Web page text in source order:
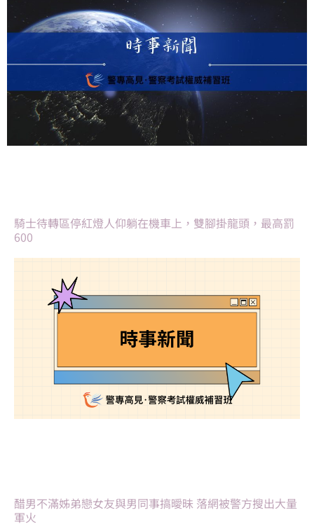
騎士待轉區停紅燈人仰躺在機車上，雙腳掛龍頭，最高罰
600
醋男不滿姊弟戀女友與男同事搞曖昧 落網被警方搜出大量
軍火